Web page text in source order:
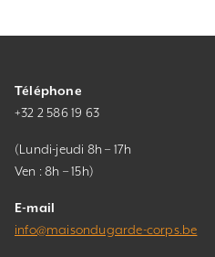
Téléphone
+32 2 586 19 63
(Lundi-jeudi 8h – 17h
Ven : 8h – 15h)
E-mail
info@maisondugarde-corps.be